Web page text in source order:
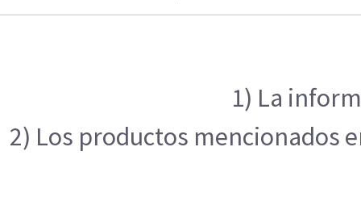
1) La
2) Los productos mencionados